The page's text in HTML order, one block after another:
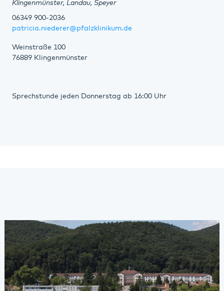
Klingenmünster, Landau, Speyer
06349 900-2036
patricia.niederer@pfalzklinikum.de
Weinstraße 100
76889 Klingenmünster
Sprechstunde jeden Donnerstag ab 16:00 Uhr